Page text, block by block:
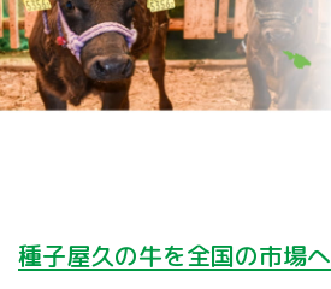
種子屋久の牛を全国の市場へ
新着情報一覧
アグリスクール
リンク集